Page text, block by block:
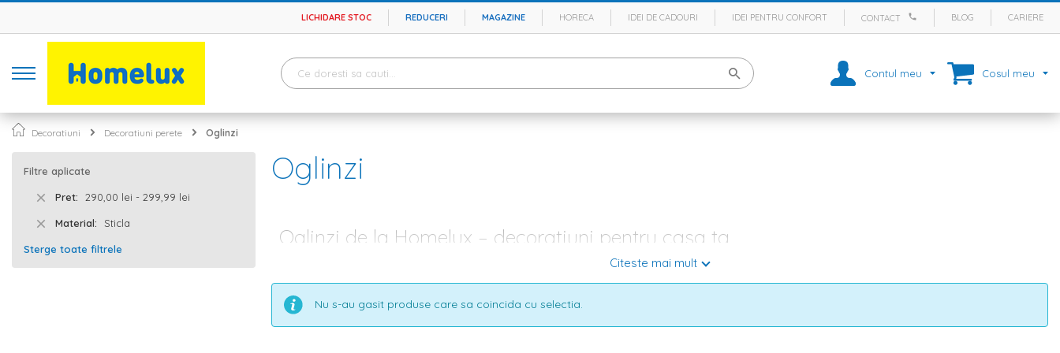
LICHIDARE STOC REDUCERI MAGAZINE HORECA IDEI DE CADOURI IDEI PENTRU CONFORT CONTACT BLOG CARIERE
Contul meu Cosul meu
Decoratiuni Decoratiuni perete Oglinzi
Oglinzi
Oglinzi de la Homelux – decoratiuni pentru casa ta
Atunci cand amenajezi, trebuie sa iei in calcul diferite etape. In primul rand, trebuie sa decizi care va fi culoarea peretilor si pentru ce materiale optezi in
ceea ce priveste pardoseala. Urmeaza apoi mobila si electrocasnicele. Iti doresti o casa complet utilata, corect? Si pana sa ajungi la linia de finish, mai ai
de trecut printr-o etapa: sa alegi cele mai potrivite
se gandesc laflori artificiale, statuete sau lumanarele, insa de pe lista cu obiecte decorative nu ar trebui sa-ti lipseasca oglinzile. Pe langa rolul ei
principal, o oglinda perete poate contribui foarte mult la estetica locuintei tale.
Citeste mai mult
Nu s-au gasit produse care sa coincida cu selectia.
Filtre aplicate
Pret 290,00 lei - 299,99 lei
Material Sticla
Sterge toate filtrele